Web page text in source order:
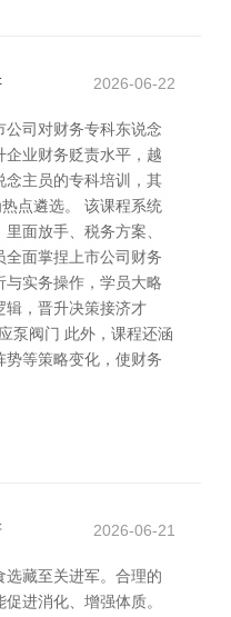
2026-06-22
公司对财务专科东说念
企业财务贬责水平，越
念主员的专科培训，其
点遴选。 该课程系统
面放手、税务方案、
全面掌捏上市公司财务
与实务操作，学员大略
辑，晋升决策接济才
泵阀门 此外，课程还涵
等策略变化，使财务
2026-06-21
选藏至关进军。合理的
进消化、增强体质。